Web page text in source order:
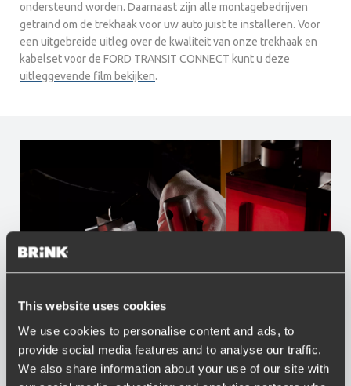
This website uses cookies
We use cookies to personalise content and ads, to
provide social media features and to analyse our traffic.
We also share information about your use of our site with
ondersteund worden. Daarnaast zijn alle montagebedrijven
getraind om de trekhaak voor uw auto juist te installeren. Voor
een uitgebreide uitleg over de kwaliteit van onze trekhaak en
kabelset voor de FORD TRANSIT CONNECT kunt u deze
uitleggevende film bekijken.
Voordelen van Brink